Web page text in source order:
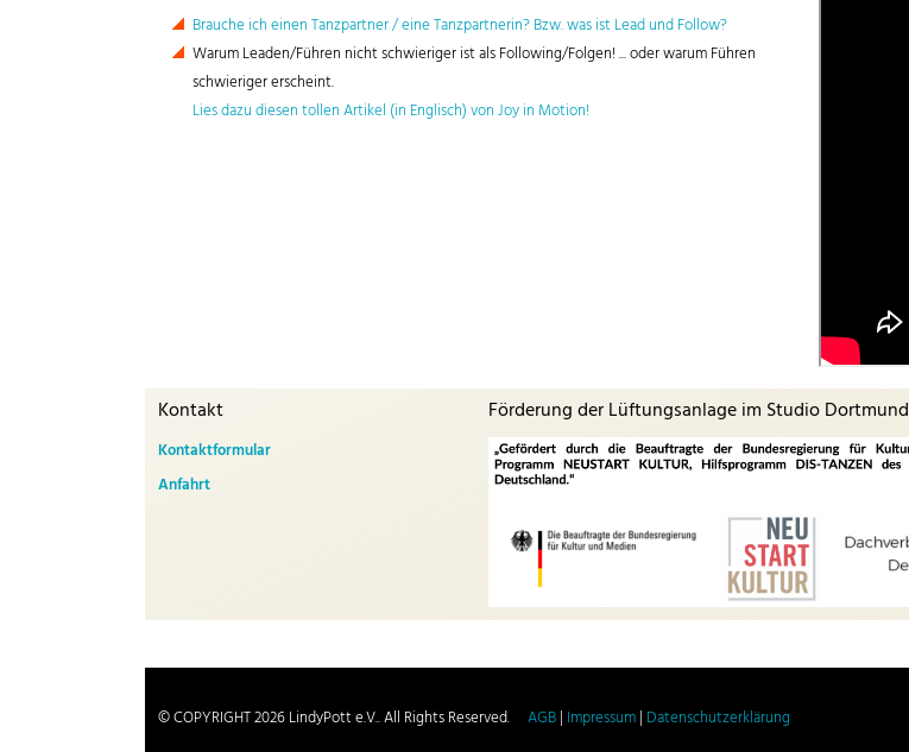
Brauche ich einen Tanzpartner / eine Tanzpartnerin? Bzw. was ist Lead und Follow?
Warum Leaden/Führen nicht schwieriger ist als Following/Folgen! ... oder warum Führen
schwieriger erscheint.
Lies dazu diesen tollen Artikel (in Englisch) von Joy in Motion!
Kontakt
Kontaktformular
Anfahrt
Förderung der Lüftungsanlage im Studio Dortmund
© COPYRIGHT 2026 LindyPott e.V.. All Rights Reserved. AGB| Impressum| Datenschutzerklärung